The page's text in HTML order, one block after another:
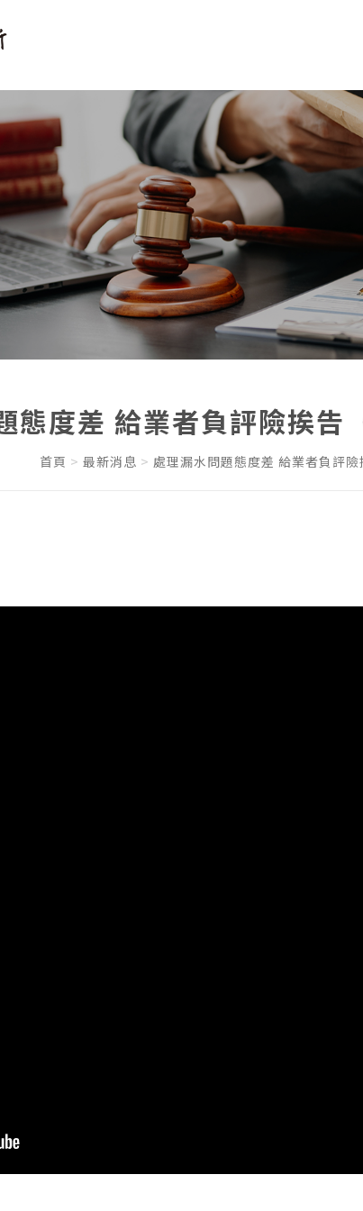
態度差 給業者負評險挨告
首頁 最新消息 處理漏水問題態度差 給業者負評